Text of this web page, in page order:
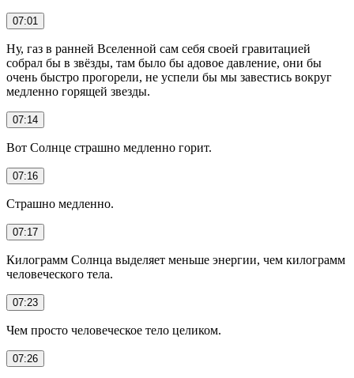
07:01
Ну, газ в ранней Вселенной сам себя своей гравитацией
собрал бы в звёзды, там было бы адовое давление, они бы
очень быстро прогорели, не успели бы мы завестись вокруг
медленно горящей звезды.
07:14
Вот Солнце страшно медленно горит.
07:16
Страшно медленно.
07:17
Килограмм Солнца выделяет меньше энергии, чем килограмм
человеческого тела.
07:23
Чем просто человеческое тело целиком.
07:26